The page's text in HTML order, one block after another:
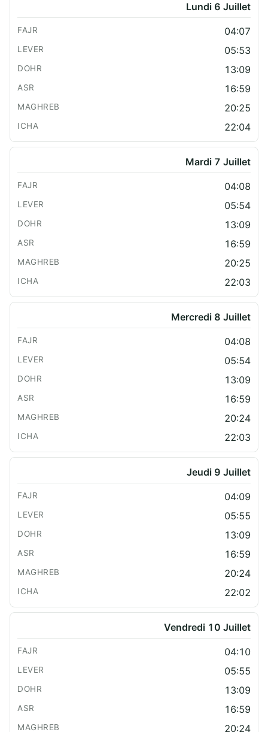
Lundi 6 Juillet
04:07
05:53
13:09
16:59
20:25
22:04
Mardi 7 Juillet
04:08
05:54
13:09
16:59
20:25
22:03
Mercredi 8 Juillet
04:08
05:54
13:09
16:59
20:24
22:03
Jeudi 9 Juillet
04:09
05:55
13:09
16:59
20:24
22:02
Vendredi 10 Juillet
04:10
05:55
13:09
16:59
20:24